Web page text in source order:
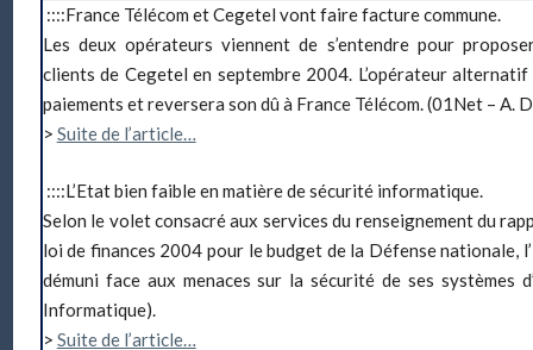
::::France Télécom et Cegetel vont faire facture commune.
Les deux opérateurs viennent de s’entendre pour
clients de Cegetel en septembre 2004. L’opérateur alternatif
paiements et reversera son dû à France Télécom. (01Net – A.
> Suite de l’article…
::::L’Etat bien faible en matière de sécurité informatique.
Selon le volet consacré aux services du renseignement du
loi de finances 2004 pour le budget de la Défense nationale,
démuni face aux menaces sur la sécurité de ses systèmes
Informatique).
> Suite de l’article…